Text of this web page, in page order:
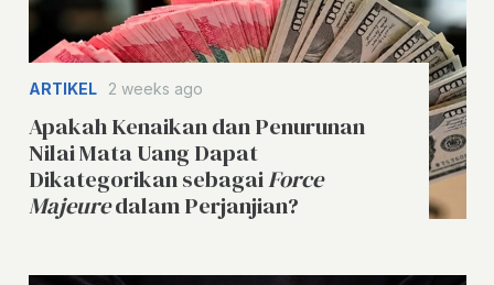
ARTIKEL 2 weeks ago
Apakah Kenaikan dan Penurunan
Nilai Mata Uang Dapat
Dikategorikan sebagaiForce
Majeuredalam Perjanjian?